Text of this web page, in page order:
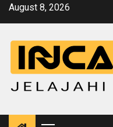
SkipAugust 8, 2026